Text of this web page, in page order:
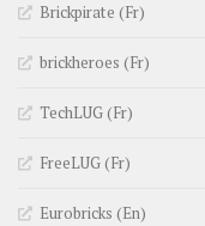
Brickpirate (Fr)
brickheroes (Fr)
TechLUG (Fr)
FreeLUG (Fr)
Eurobricks (En)